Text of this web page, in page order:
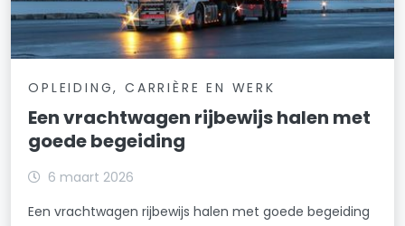
OPLEIDING, CARRIÈRE EN WERK
Een vrachtwagen rijbewijs halen met
goede begeiding
6 maart 2026
Een vrachtwagen rijbewijs halen met goede begeiding